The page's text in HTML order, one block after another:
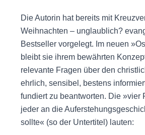
Die Autorin hat bereits mit
Weihnachten – unglaublich?
Bestseller vorgelegt. Im neuen
bleibt sie ihrem bewährten
relevante Fragen über den
ehrlich, sensibel, bestens
fundiert zu beantworten. Die »vier
jeder an die
sollte« (so der Untertitel) lauten: